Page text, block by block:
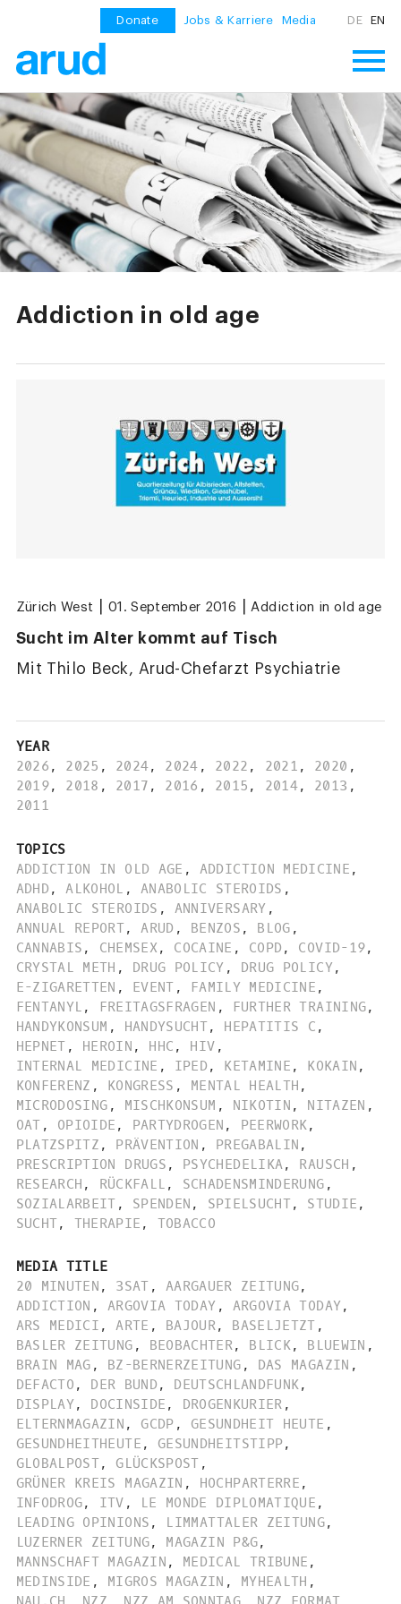
Donate Jobs & Karriere Media DE EN
Addiction in old age
Zürich West 01. September 2016 Addiction in old age
Sucht im Alter kommt auf Tisch
Mit Thilo Beck, Arud-Chefarzt Psychiatrie
YEAR
2026 , 2025 , 2024, 2024 , 2022 , 2021 , 2020 ,
2019, 2018 , 2017 , 2016 , 2015 , 2014, 2013 ,
2011
TOPICS
ADDICTION IN OLD AGE , ADDICTION MEDICINE ,
ADHD , ALKOHOL , ANABOLIC STEROIDS ,
ANABOLIC STEROIDS , ANNIVERSARY ,
ANNUAL REPORT, ARUD , BENZOS , BLOG ,
CANNABIS , CHEMSEX , COCAINE , COPD , COVID-19,
CRYSTAL METH , DRUG POLICY , DRUG POLICY,
E-ZIGARETTEN , EVENT , FAMILY MEDICINE ,
FENTANYL , FREITAGSFRAGEN , FURTHER TRAINING,
HANDYKONSUM , HANDYSUCHT, HEPATITIS C ,
HEPNET , HEROIN , HHC , HIV ,
INTERNAL MEDICINE , IPED , KETAMINE , KOKAIN ,
KONFERENZ , KONGRESS , MENTAL HEALTH ,
MICRODOSING , MISCHKONSUM , NIKOTIN , NITAZEN ,
OAT , OPIOIDE , PARTYDROGEN , PEERWORK,
PLATZSPITZ , PRÄVENTION , PREGABALIN ,
PRESCRIPTION DRUGS , PSYCHEDELIKA, RAUSCH ,
RESEARCH , RÜCKFALL , SCHADENSMINDERUNG ,
SOZIALARBEIT , SPENDEN , SPIELSUCHT, STUDIE ,
SUCHT, THERAPIE , TOBACCO
MEDIA TITLE
20 MINUTEN , 3SAT , AARGAUER ZEITUNG,
ADDICTION , ARGOVIA TODAY , ARGOVIA TODAY,
ARS MEDICI , ARTE , BAJOUR, BASELJETZT ,
BASLER ZEITUNG , BEOBACHTER, BLICK, BLUEWIN ,
BRAIN MAG , BZ-BERNERZEITUNG , DAS MAGAZIN ,
DEFACTO , DER BUND , DEUTSCHLANDFUNK,
DISPLAY, DOCINSIDE , DROGENKURIER ,
ELTERNMAGAZIN , GCDP , GESUNDHEIT HEUTE ,
GESUNDHEITHEUTE , GESUNDHEITSTIPP,
GLOBALPOST, GLÜCKSPOST ,
GRÜNER KREIS MAGAZIN , HOCHPARTERRE ,
INFODROG, ITV , LE MONDE DIPLOMATIQUE ,
LEADING OPINIONS , LIMMATTALER ZEITUNG,
LUZERNER ZEITUNG, MAGAZIN P&G,
MANNSCHAFT MAGAZIN , MEDICAL TRIBUNE ,
MEDINSIDE , MIGROS MAGAZIN , MYHEALTH ,